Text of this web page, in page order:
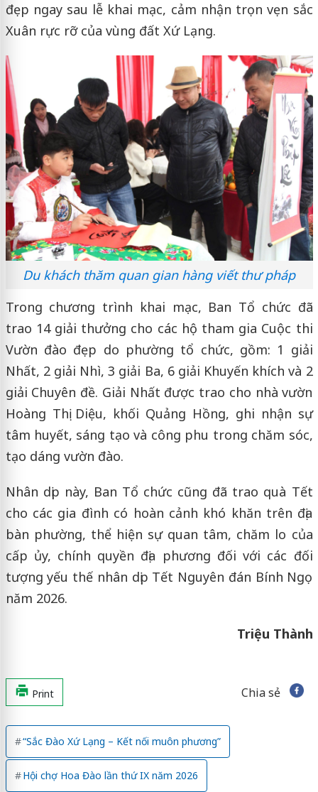
đẹp ngay sau lễ khai mạc, cảm nhận trọn vẹn sắc
Xuân rực rỡ của vùng đất Xứ Lạng.
Du khách thăm quan gian hàng viết thư pháp
Trong chương trình khai mạc, Ban Tổ chức đã
trao 14 giải thưởng cho các hộ tham gia Cuộc thi
Vườn đào đẹp do phường tổ chức, gồm: 1 giải
Nhất, 2 giải Nhì, 3 giải Ba, 6 giải Khuyến khích và 2
giải Chuyên đề. Giải Nhất được trao cho nhà vườn
Hoàng Thị Diệu, khối Quảng Hồng, ghi nhận sự
tâm huyết, sáng tạo và công phu trong chăm sóc,
tạo dáng vườn đào.
Nhân dịp này, Ban Tổ chức cũng đã trao quà Tết
cho các gia đình có hoàn cảnh khó khăn trên địa
bàn phường, thể hiện sự quan tâm, chăm lo của
cấp ủy, chính quyền địa phương đối với các đối
tượng yếu thế nhân dịp Tết Nguyên đán Bính Ngọ
năm 2026.
Triệu Thành
Print Chia sẻ
“Sắc Đào Xứ Lạng – Kết nối muôn phương”
Hội chợ Hoa Đào lần thứ IX năm 2026